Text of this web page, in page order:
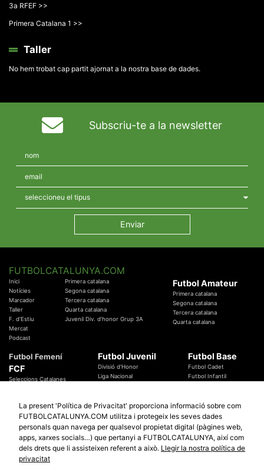
3a RFEF >>
Primera Catalana 1 >>
Taller
No hem trobat cap partit ajornat a la nostra base de dades.
Subscriu-te a la newsletter
FUTBOLCATALUNYA.COM
Inici
Notícies
Marcador
Taller
F. d'Estiu
Mercat
Podcast
Primera catalana
Segona catalana
Tercera catalana
Quarta catalana
Juvenil Div. d'honor Grup 3A
Futbol Amateur
Primera catalana
Segona catalana
Tercera catalana
Quarta catalana
Futbol Femení
FCF
Seleccions Catalanes
Temes Federatius
Futbol Juvenil
Divisió d'Honor
Liga Nacional
Futbol Base
Futbol Cadet
Futbol Infantil
Futbol Catalunya
Promocions
Sortejos
Participació
Especials
Copa Catalunya Absoluta 2019
Copa del Rei 2019 - 2020
La present 'Política de Privacitat' proporciona informació sobre com
FUTBOLCATALUNYA.COM utilitza i protegeix les seves dades
personals quan navega per qualsevol propietat digital (pàgines web,
apps, xarxes socials…) que pertanyi a FUTBOLCATALUNYA, així com
dels drets que li assisteixen referent a això. Llegir la nostra política de
privacitat